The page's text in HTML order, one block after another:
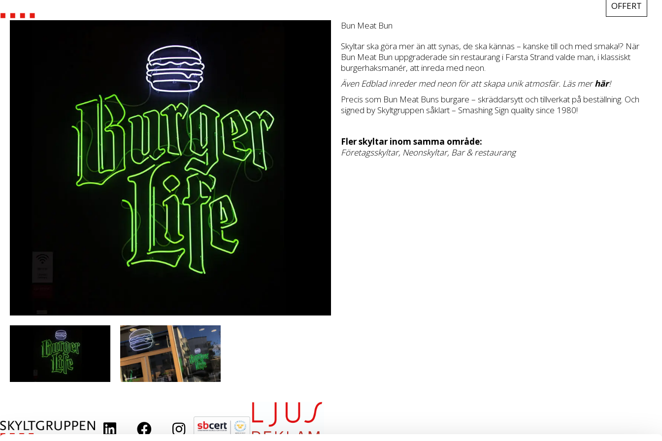
OFFERT
Bun Meat Bun
Skyltar ska göra mer än att synas, de ska kännas – kanske till och med smaka!? När
Bun Meat Bun uppgraderade sin restaurang i Farsta Strand valde man, i klassiskt
burgerhaksmanér, att inreda med neon.
Även Edblad inreder med neon för att skapa unik atmosfär. Läs merhär!
Precis som Bun Meat Buns burgare – skräddarsytt och tillverkat på beställning. Och
signed by Skyltgruppen såklart – Smashing Sign quality since 1980!
Fler skyltar inom samma område:
Företagsskyltar, Neonskyltar, Bar & restaurang